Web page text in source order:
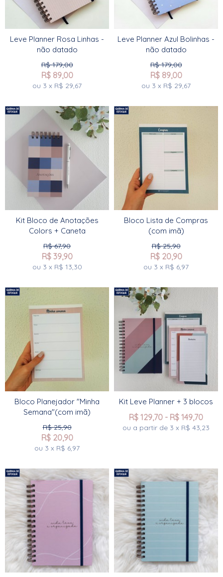
Leve Planner Rosa Linhas -
não datado
R$179,00
R$ 89,00
ou 3 x R$ 29,67
Leve Planner Azul Bolinhas -
não datado
R$179,00
R$ 89,00
ou 3 x R$ 29,67
Kit Bloco de Anotações
Colors + Caneta
R$67,90
R$ 39,90
ou 3 x R$ 13,30
Bloco Lista de Compras
(com imã)
R$25,90
R$ 20,90
ou 3 x R$ 6,97
Bloco Planejador "Minha
Semana"(com imã)
R$25,90
R$ 20,90
ou 3 x R$ 6,97
Kit Leve Planner + 3 blocos
R$ 129,70 - R$ 149,70
ou a partir de 3 x R$ 43,23